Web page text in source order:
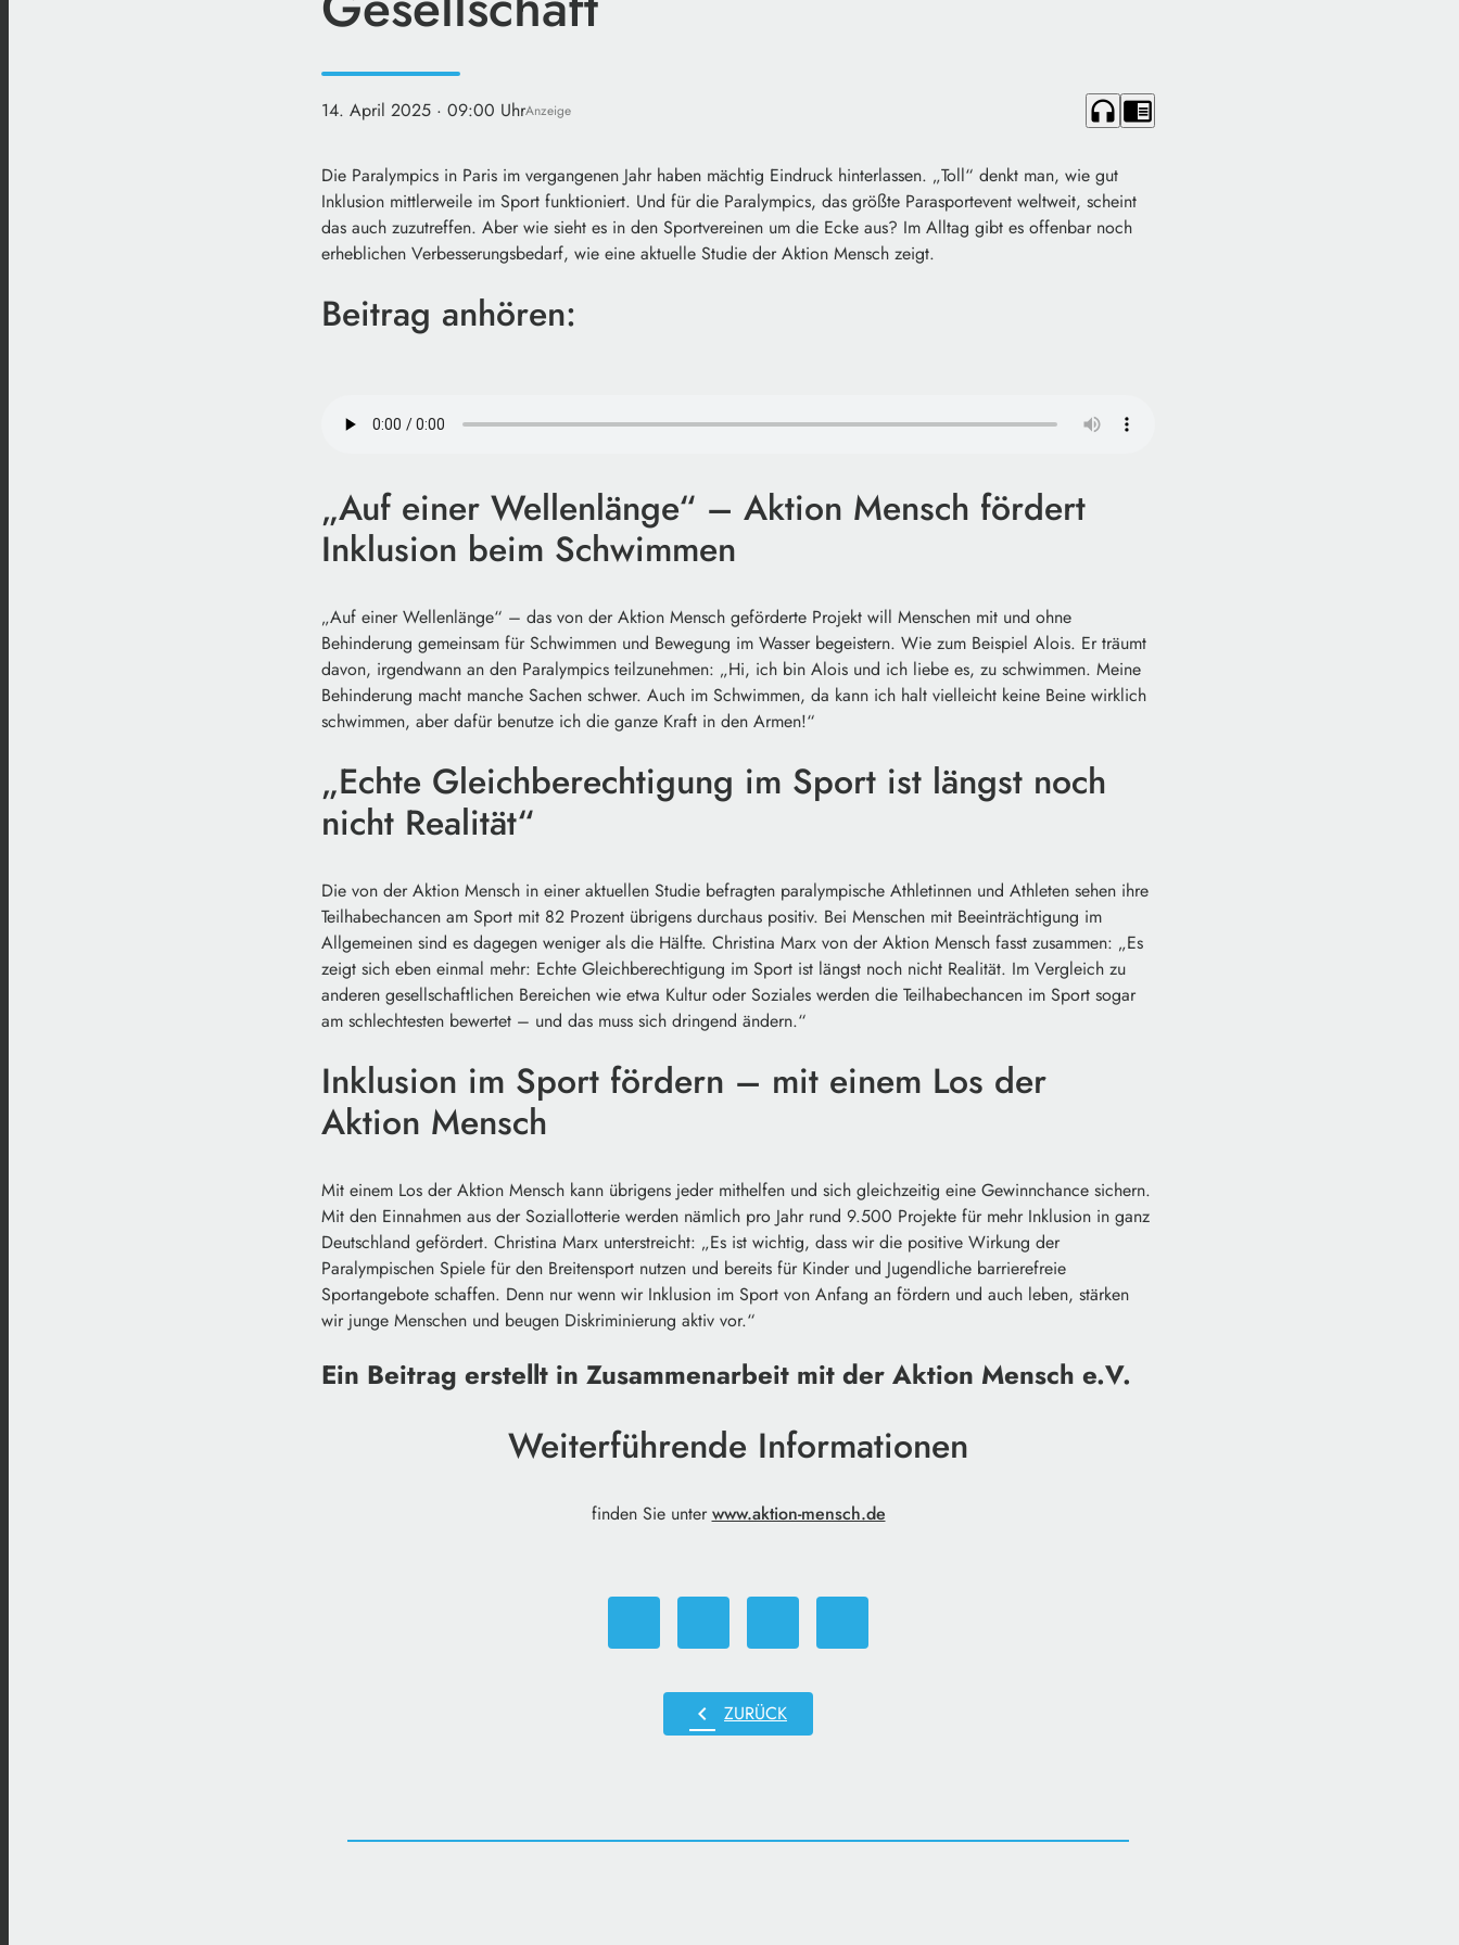
14. April 2025 · 09:00 UhrAnzeige headphones chrome_reader_mode
Die Paralympics in Paris im vergangenen Jahr haben mächtig Eindruck hinterlassen. „Toll“ denkt man, wie gut
Inklusion mittlerweile im Sport funktioniert. Und für die Paralympics, das größte Parasportevent weltweit, scheint
das auch zuzutreffen. Aber wie sieht es in den Sportvereinen um die Ecke aus? Im Alltag gibt es offenbar noch
erheblichen Verbesserungsbedarf, wie eine aktuelle Studie der Aktion Mensch zeigt.
Beitrag anhören:
„Auf einer Wellenlänge“ – Aktion Mensch fördert
Inklusion beim Schwimmen
„Auf einer Wellenlänge“ – das von der Aktion Mensch geförderte Projekt will Menschen mit und ohne
Behinderung gemeinsam für Schwimmen und Bewegung im Wasser begeistern. Wie zum Beispiel Alois. Er träumt
davon, irgendwann an den Paralympics teilzunehmen: „Hi, ich bin Alois und ich liebe es, zu schwimmen. Meine
Behinderung macht manche Sachen schwer. Auch im Schwimmen, da kann ich halt vielleicht keine Beine wirklich
schwimmen, aber dafür benutze ich die ganze Kraft in den Armen!“
„Echte Gleichberechtigung im Sport ist längst noch
nicht Realität“
Die von der Aktion Mensch in einer aktuellen Studie befragten paralympische Athletinnen und Athleten sehen ihre
Teilhabechancen am Sport mit 82 Prozent übrigens durchaus positiv. Bei Menschen mit Beeinträchtigung im
Allgemeinen sind es dagegen weniger als die Hälfte. Christina Marx von der Aktion Mensch fasst zusammen: „Es
zeigt sich eben einmal mehr: Echte Gleichberechtigung im Sport ist längst noch nicht Realität. Im Vergleich zu
anderen gesellschaftlichen Bereichen wie etwa Kultur oder Soziales werden die Teilhabechancen im Sport sogar
am schlechtesten bewertet – und das muss sich dringend ändern.“
Inklusion im Sport fördern – mit einem Los der
Aktion Mensch
Mit einem Los der Aktion Mensch kann übrigens jeder mithelfen und sich gleichzeitig eine Gewinnchance sichern.
Mit den Einnahmen aus der Soziallotterie werden nämlich pro Jahr rund 9.500 Projekte für mehr Inklusion in ganz
Deutschland gefördert. Christina Marx unterstreicht: „Es ist wichtig, dass wir die positive Wirkung der
Paralympischen Spiele für den Breitensport nutzen und bereits für Kinder und Jugendliche barrierefreie
Sportangebote schaffen. Denn nur wenn wir Inklusion im Sport von Anfang an fördern und auch leben, stärken
wir junge Menschen und beugen Diskriminierung aktiv vor.“
Ein Beitrag erstellt in Zusammenarbeit mit der Aktion Mensch e.V.
Weiterführende Informationen
finden Sie unter www.aktion-mensch.de
chevron_left ZURÜCK